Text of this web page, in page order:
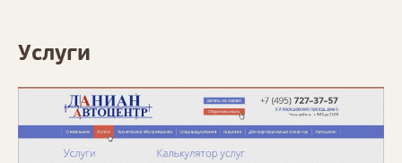
Услуги